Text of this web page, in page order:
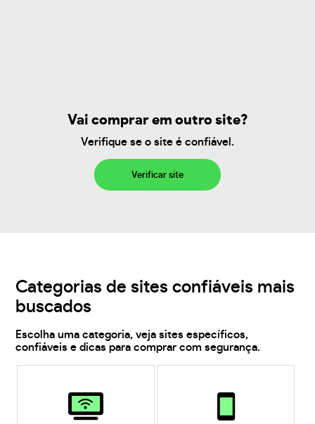
Vai comprar em outro site?
Verifique se o site é confiável.
Verificar site
Categorias de sites confiáveis mais
buscados
Escolha uma categoria, veja sites específicos,
confiáveis e dicas para comprar com segurança.